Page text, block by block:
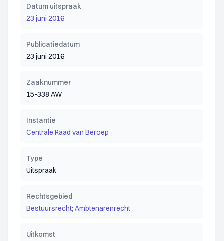
Datum uitspraak
23 juni 2016
Publicatiedatum
23 juni 2016
Zaaknummer
15-338 AW
Instantie
Centrale Raad van Beroep
Type
Uitspraak
Rechtsgebied
Bestuursrecht; Ambtenarenrecht
Uitkomst